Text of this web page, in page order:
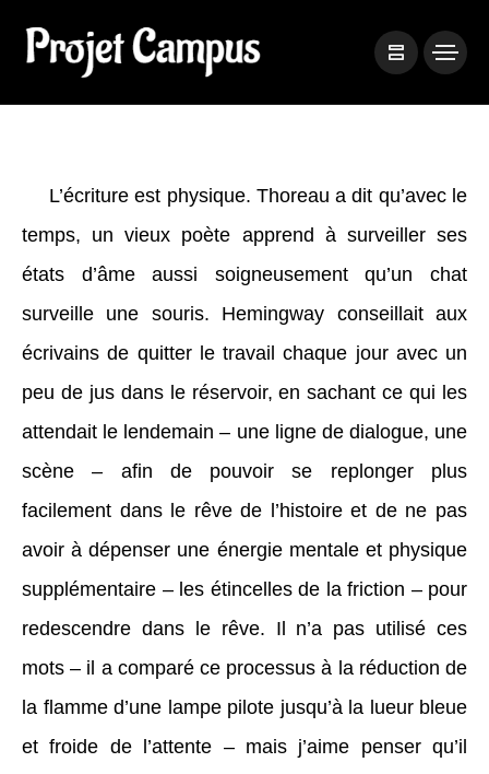
L’écriture est physique. Thoreau a dit qu’avec le
temps, un vieux poète apprend à surveiller ses
états d’âme aussi soigneusement qu’un chat
surveille une souris. Hemingway conseillait aux
écrivains de quitter le travail chaque jour avec un
peu de jus dans le réservoir, en sachant ce qui les
attendait le lendemain – une ligne de dialogue, une
scène – afin de pouvoir se replonger plus
facilement dans le rêve de l’histoire et de ne pas
avoir à dépenser une énergie mentale et physique
supplémentaire – les étincelles de la friction – pour
redescendre dans le rêve. Il n’a pas utilisé ces
mots – il a comparé ce processus à la réduction de
la flamme d’une lampe pilote jusqu’à la lueur bleue
et froide de l’attente – mais j’aime penser qu’il